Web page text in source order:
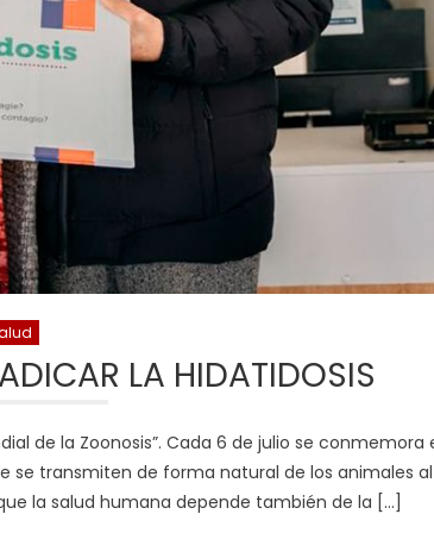
LA HIDATIDOSIS
de la Zoonosis”. Cada 6 de julio se conmemora
se transmiten de forma natural de los animales al
la salud humana depende también de la […]